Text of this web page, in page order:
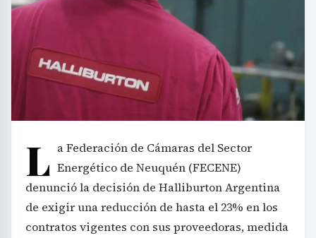
L a Federación de Cámaras del Sector
Energético de Neuquén (FECENE)
denunció la decisión de Halliburton Argentina
de exigir una reducción de hasta el 23% en los
contratos vigentes con sus proveedoras, medida